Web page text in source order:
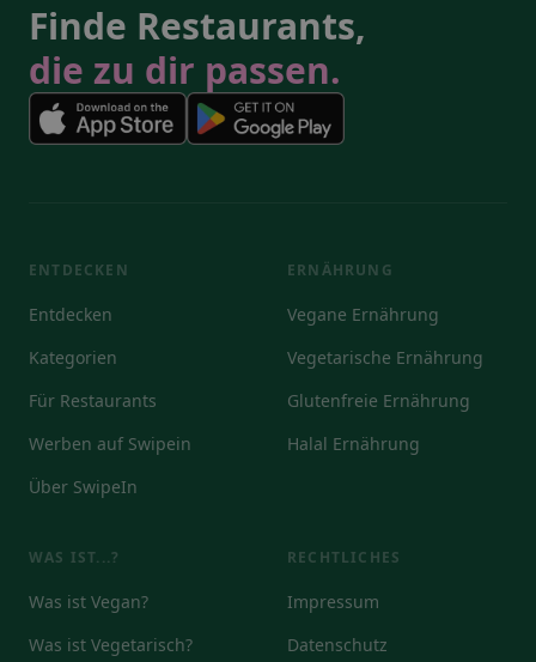
Finde Restaurants,
die zu dir passen.
ENTDECKEN
Entdecken
Kategorien
Für Restaurants
Werben auf Swipein
Über SwipeIn
ERNÄHRUNG
Vegane Ernährung
Vegetarische Ernährung
Glutenfreie Ernährung
Halal Ernährung
WAS IST...?
Was ist Vegan?
Was ist Vegetarisch?
RECHTLICHES
Impressum
Datenschutz